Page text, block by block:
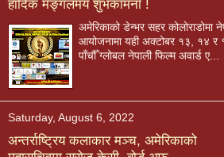
हार्दिक मङ्गलमय शुभकामना !
अमेरिकाको डेन्भर सहर कोलोराडोमा
आयोजनामा यही अक्टोबर १३, १४ र
पाँचौँ ग्लोबल नेपाली फिल्म अवार्ड ए...
Saturday, August 6, 2022
अन्तर्राष्ट्रिय कलाकार मञ्च, अमेरिकाको